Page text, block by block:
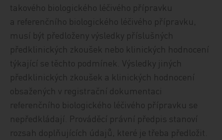
takového biologického léčivého přípravku
a referenčního biologického léčivého přípravku,
musí být předloženy výsledky příslušných
předklinických zkoušek nebo klinických hodnocení
týkající se těchto podmínek. Výsledky jiných
předklinických zkoušek a klinických hodnocení
obsažených v registrační dokumentaci
referenčního biologického léčivého přípravku se
nepředkládají. Prováděcí právní předpis stanoví
rozsah doplňujících údajů, které je třeba předložit.